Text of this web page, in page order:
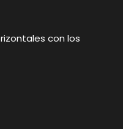
con los